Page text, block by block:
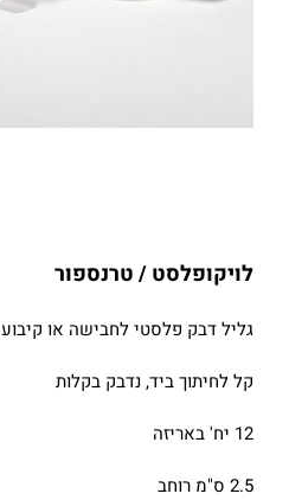
לויקופלסט / טרנספור
גליל דבק פלסטי לחבישה או קיבוע
קל לחיתוך ביד, נדבק בקלות
12 יח' באריזה
2.5 ס"מ רוחב